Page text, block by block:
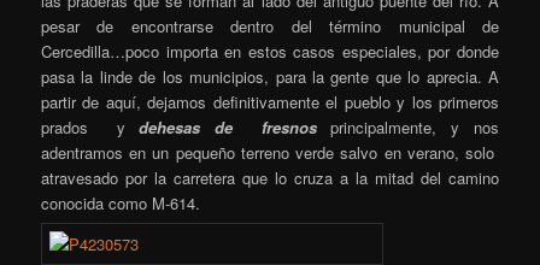
pesar de encontrarse dentro del término municipal de
Cercedilla…poco importa en estos casos especiales, por donde
pasa la linde de los municipios, para la gente que lo aprecia. A
partir de aquí, dejamos definitivamente el pueblo y los primeros
prados ydehesas de fresnosprincipalmente, y nos
adentramos en un pequeño terreno verde salvo en verano, solo
atravesado por la carretera que lo cruza a la mitad del camino
conocida como M-614.